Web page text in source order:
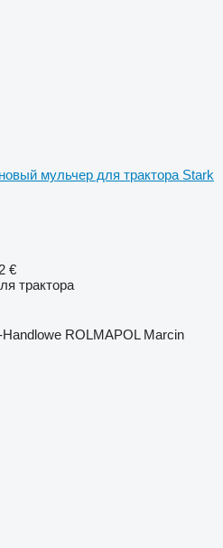
новый мульчер для трактора Stark
€
трактора
ROLMAPOL Marcin